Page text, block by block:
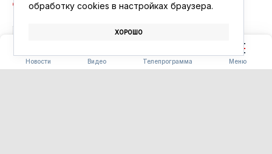
Новости Видео Телепрограмма Меню
АФИША
обработку сookies в настройках браузера.
ХОРОШО